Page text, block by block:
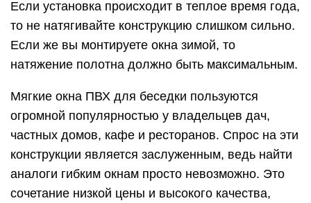
Если установка происходит в теплое время года,
то не натягивайте конструкцию слишком сильно.
Если же вы монтируете окна зимой, то
натяжение полотна должно быть максимальным.
Мягкие окна ПВХ для беседки пользуются
огромной популярностью у владельцев дач,
частных домов, кафе и ресторанов. Спрос на эти
конструкции является заслуженным, ведь найти
аналоги гибким окнам просто невозможно. Это
сочетание низкой цены и высокого качества,